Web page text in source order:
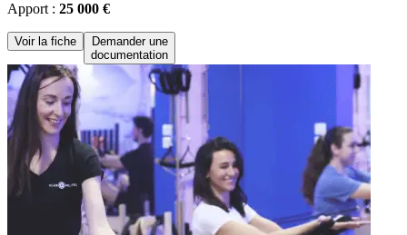
Apport : 25 000 €
Voir la fiche
Demander une
documentation